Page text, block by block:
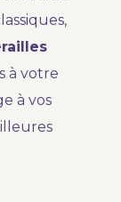
à votre
à vos